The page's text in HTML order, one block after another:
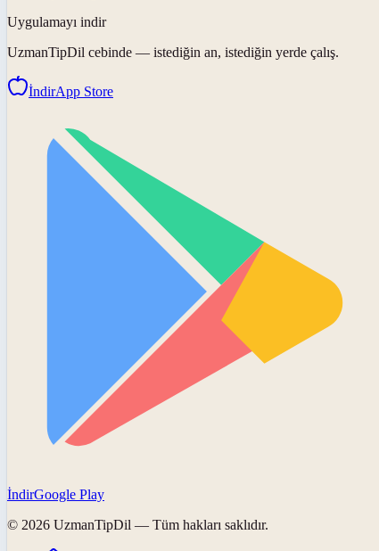
Uygulamayı indir
UzmanTipDil cebinde — istediğin an, istediğin yerde çalış.
İndirApp Store
İndirGoogle Play
© 2026 UzmanTipDil — Tüm hakları saklıdır.